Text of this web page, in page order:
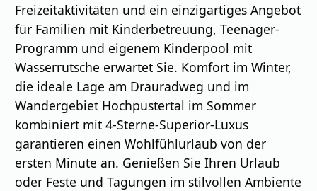
Freizeitaktivitäten und ein einzigartiges Angebot
für Familien mit Kinderbetreuung, Teenager-
Programm und eigenem Kinderpool mit
Wasserrutsche erwartet Sie. Komfort im Winter,
die ideale Lage am Drauradweg und im
Wandergebiet Hochpustertal im Sommer
kombiniert mit 4-Sterne-Superior-Luxus
garantieren einen Wohlfühlurlaub von der
ersten Minute an. Genießen Sie Ihren Urlaub
oder Feste und Tagungen im stilvollen Ambiente